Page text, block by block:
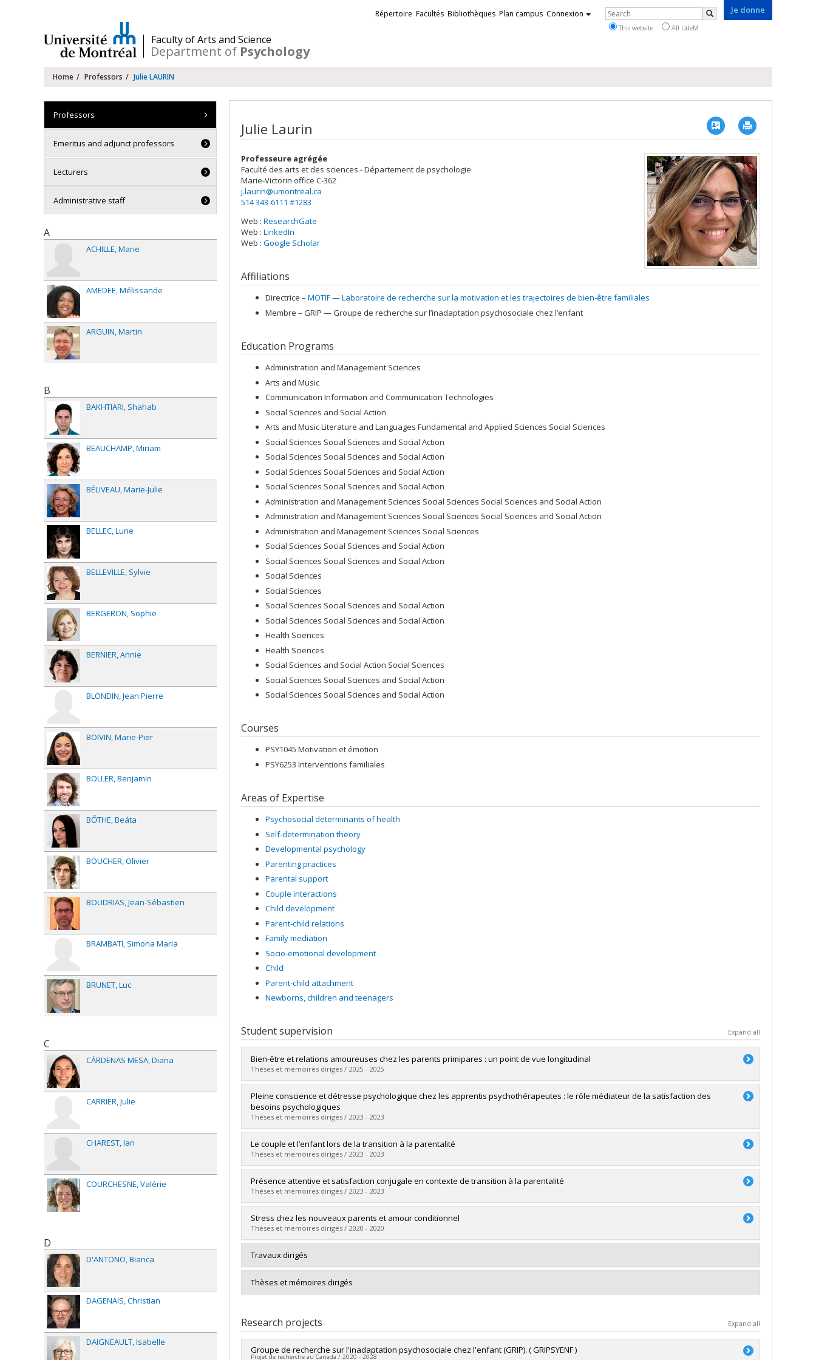
/Faculty of Arts and Science
Department of Psychology
Je donne
Liens
externes
Répertoire Facultés Bibliothèques Plan campus Connexion Rechercher
Search
This website All UdeM
Navigation
principale
Home Professors Julie LAURIN
Julie Laurin Vcard
Professeure agrégée
Faculté des arts et des sciences - Département de psychologie
Marie-Victorin office C-362
j.laurin@umontreal.ca
514 343-6111 #1283
Web : ResearchGate
Web : LinkedIn
Web : Google Scholar
Affiliations
Directrice – MOTIF — Laboratoire de recherche sur la motivation et les trajectoires de bien-être familiales
Membre – GRIP — Groupe de recherche sur l’inadaptation psychosociale chez l’enfant
Education Programs
Administration and Management Sciences
Arts and Music
Communication Information and Communication Technologies
Social Sciences and Social Action
Arts and Music Literature and Languages Fundamental and Applied Sciences Social Sciences
Social Sciences Social Sciences and Social Action
Social Sciences Social Sciences and Social Action
Social Sciences Social Sciences and Social Action
Social Sciences Social Sciences and Social Action
Administration and Management Sciences Social Sciences Social Sciences and Social Action
Administration and Management Sciences Social Sciences Social Sciences and Social Action
Administration and Management Sciences Social Sciences
Social Sciences Social Sciences and Social Action
Social Sciences Social Sciences and Social Action
Social Sciences
Social Sciences
Social Sciences Social Sciences and Social Action
Social Sciences Social Sciences and Social Action
Health Sciences
Health Sciences
Social Sciences and Social Action Social Sciences
Social Sciences Social Sciences and Social Action
Social Sciences Social Sciences and Social Action
Courses
PSY1045 Motivation et émotion
PSY6253 Interventions familiales
Areas of Expertise
Psychosocial determinants of health
Self-determination theory
Developmental psychology
Parenting practices
Parental support
Couple interactions
Child development
Parent-child relations
Family mediation
Socio-emotional development
Child
Parent-child attachment
Newborns, children and teenagers
Student supervision Expand all
Bien-être et relations amoureuses chez les parents primipares : un point de vue longitudinal
Thèses et mémoires dirigés / 2025 - 2025
Graduate :Cournoyer, Alexandra
Cycle :Doctoral
Grade :Ph. D.
Lien vers le document dans Papyrus
Pleine conscience et détresse psychologique chez les apprentis psychothérapeutes : le rôle médiateur de la satisfaction des
besoins psychologiques
Thèses et mémoires dirigés / 2023 - 2023
Graduate :Renault, Robin
Cycle : Master's
Grade :M. Sc.
Lien vers le document dans Papyrus
Le couple et l’enfant lors de la transition à la parentalité
Thèses et mémoires dirigés / 2023 - 2023
Graduate :Laniel, Sophie
Cycle : Doctoral
Grade :Ph. D.
Lien vers le document dans Papyrus
Présence attentive et satisfaction conjugale en contexte de transition à la parentalité
Thèses et mémoires dirigés / 2023 - 2023
Graduate : Morin, Laurence
Cycle : Doctoral
Grade :Ph. D.
Lien vers le document dans Papyrus
Stress chez les nouveaux parents et amour conditionnel
Thèses et mémoires dirigés / 2020 - 2020
Graduate :Cournoyer, Alexandra
Lien vers le document dans Papyrus
Travaux dirigés
Thèses et mémoires dirigés
Research projects Expand all
Groupe de recherche sur l'inadaptation psychosociale chez l'enfant (GRIP). ( GRIPSYENF )
Projet de recherche au Canada / 2020 - 2028
Professors
Emeritus and adjunct professors
Lecturers
Administrative staff
A
ACHILLE Marie
AMEDEE Mélissande
ARGUIN Martin
B
BAKHTIARI Shahab
BEAUCHAMP Miriam
BÉLIVEAU Marie-Julie
BELLEC Lune
BELLEVILLE Sylvie
BERGERON Sophie
BERNIER Annie
BLONDIN Jean Pierre
BOIVIN Marie-Pier
BOLLER Benjamin
BŐTHE Beáta
BOUCHER Olivier
BOUDRIAS Jean-Sébastien
BRAMBATI Simona Maria
BRUNET Luc
C
CÁRDENAS MESA Diana
CARRIER Julie
CHAREST Ian
COURCHESNE Valérie
D
D'ANTONO Bianca
DAGENAIS Christian
DAIGNEAULT Isabelle